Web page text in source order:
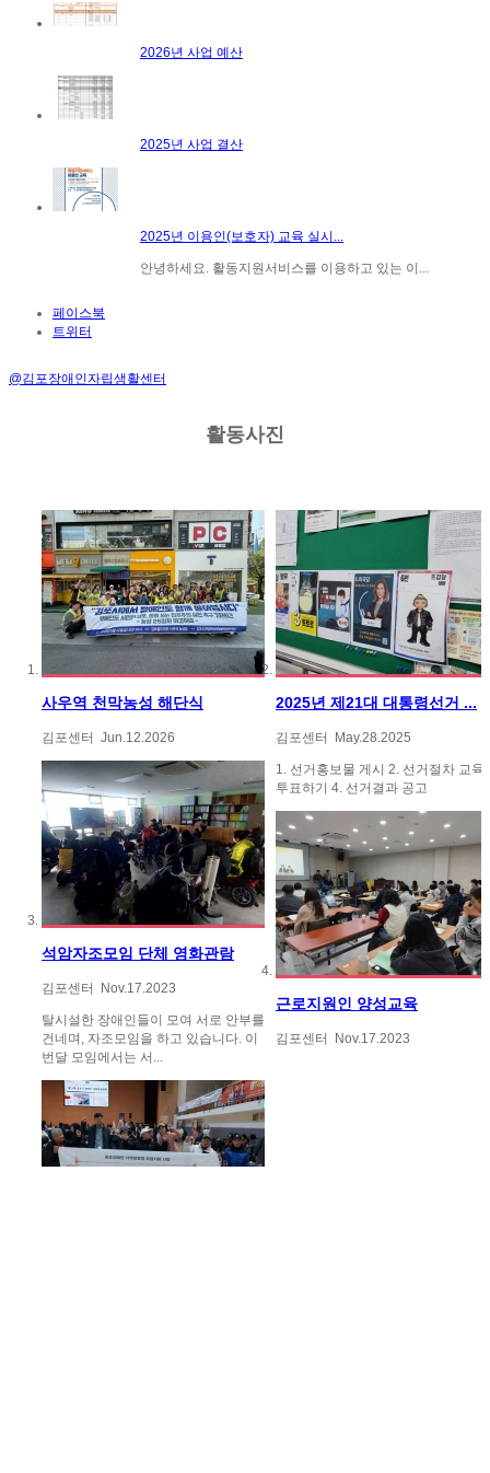
2026년 사업 예산
2025년 사업 결산
2025년 이용인(보호자) 교육 실시...
안녕하세요. 활동지원서비스를 이용하고 있는 이...
페이스북
트위터
@김포장애인자립생활센터
활동사진
사우역 천막농성 해단식
김포센터 Jun.12.2026
2025년 제21대 대통령선거 ...
김포센터 May.28.2025
1. 선거홍보물 게시 2. 선거절차 교육
투표하기 4. 선거결과 공고
석암자조모임 단체 영화관람
김포센터 Nov.17.2023
탈시설한 장애인들이 모여 서로 안부를
건네며, 자조모임을 하고 있습니다. 이
번달 모임에서는 서...
근로지원인 양성교육
김포센터 Nov.17.2023